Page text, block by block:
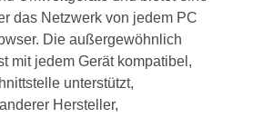
das Netzwerk von jedem PC
Die außergewöhnlich
mit jedem Gerät kompatibel,
unterstützt,
Hersteller,